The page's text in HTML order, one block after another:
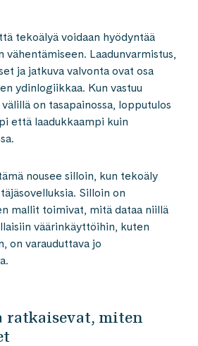
tekoälyä voidaan hyödyntää
vähentämiseen. Laadunvarmistus,
ja jatkuva valvonta ovat osa
ydinlogiikkaa. Kun vastuu
on tasapainossa, lopputulos
että laadukkaampi kuin
nousee silloin, kun tekoäly
Silloin on
mallit toimivat, mitä dataa niillä
väärinkäyttöihin, kuten
on varauduttava jo
ratkaisevat, miten